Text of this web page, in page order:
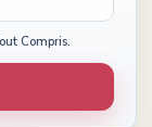
Compris.